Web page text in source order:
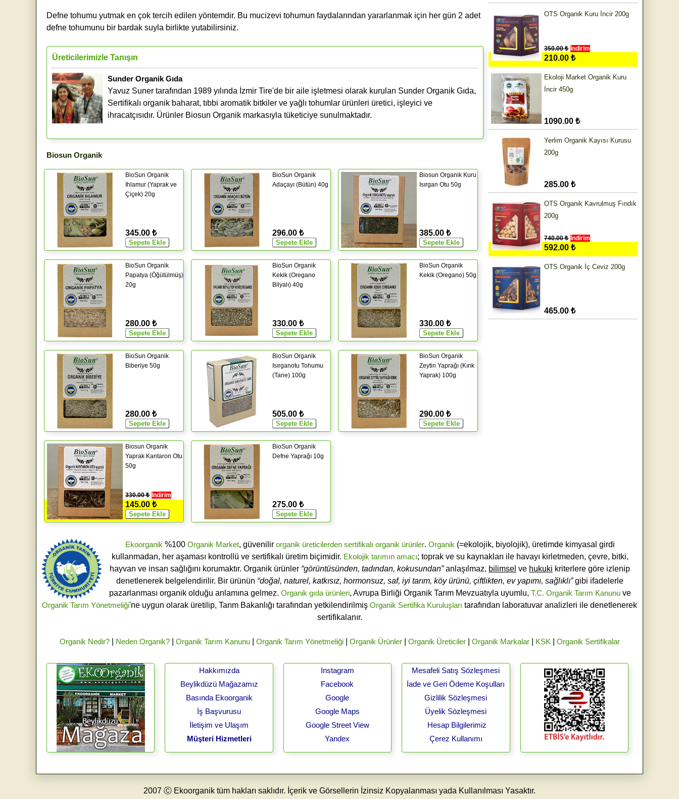
Defne tohumu yutmak en çok tercih edilen yöntemdir. Bu mucizevi tohumun faydalarından yararlanmak için her gün 2 adet
defne tohumunu bir bardak suyla birlikte yutabilirsiniz.
Üreticilerimizle Tanışın
Sunder Organik Gıda
Yavuz Suner tarafından 1989 yılında İzmir Tire'de bir aile işletmesi olarak kurulan Sunder Organik Gıda,
Sertifikalı organik baharat, tıbbi aromatik bitkiler ve yağlı tohumlar ürünleri üretici, işleyici ve
ihracatçısıdır. Ürünler Biosun Organik markasıyla tüketiciye sunulmaktadır.
Biosun Organik
BioSun Organik
Ihlamur (Yaprak ve
Çiçek) 20g
345.00 ₺
BioSun Organik
Adaçayı (Bütün) 40g
296.00 ₺
Biosun Organik Kuru
Isırgan Otu 50g
385.00 ₺
BioSun Organik
Papatya (Öğütülmüş)
20g
280.00 ₺
BioSun Organik
Kekik (Oregano
Bilyalı) 40g
330.00 ₺
BioSun Organik
Kekik (Oregano) 50g
330.00 ₺
BioSun Organik
Biberiye 50g
280.00 ₺
BioSun Organik
Isırganotu Tohumu
(Tane) 100g
505.00 ₺
BioSun Organik
Zeytin Yaprağı (Kırık
Yaprak) 100g
290.00 ₺
Biosun Organik
Yaprak Kantaron Otu
50g
330.00 ₺ İndirim
145.00 ₺
BioSun Organik
Defne Yaprağı 10g
275.00 ₺
OTS Organik Kuru İncir 200g
350.00 ₺ İndirim
210.00 ₺
Ekoloji Market Organik Kuru
İncir 450g
1090.00 ₺
Yerlim Organik Kayısı Kurusu
200g
285.00 ₺
OTS Organik Kavrulmuş Fındık
200g
740.00 ₺ İndirim
592.00 ₺
OTS Organik İç Ceviz 200g
465.00 ₺
Ekoorganik %100 Organik Market, güvenilir organik üreticilerden sertifikalı organik ürünler. Organik (=ekolojik, biyolojik), üretimde kimyasal girdi
kullanmadan, her aşaması kontrollü ve sertifikalı üretim biçimidir. Ekolojik tarımın amacı; toprak ve su kaynakları ile havayı kirletmeden, çevre, bitki,
hayvan ve insan sağlığını korumaktır. Organik ürünler “görüntüsünden, tadından, kokusundan”anlaşılmaz, bilimsel ve hukuki kriterlere göre izlenip
denetlenerek belgelendirilir. Bir ürünün “doğal, naturel, katkısız, hormonsuz, saf, iyi tarım, köy ürünü, çiftlikten, ev yapımı, sağlıklı”gibi ifadelerle
pazarlanması organik olduğu anlamına gelmez. Organik gıda ürünleri, Avrupa Birliği Organik Tarım Mevzuatıyla uyumlu, T.C. Organik Tarım Kanunuve
Organik Tarım Yönetmeliği'ne uygun olarak üretilip, Tarım Bakanlığı tarafından yetkilendirilmiş Organik Sertifika Kuruluşları tarafından laboratuvar analizleri ile denetlenerek
sertifikalanır.
Organik Nedir?| Neden Organik?| Organik Tarım Kanunu| Organik Tarım Yönetmeliği| Organik Ürünler| Organik Üreticiler| Organik Markalar| KSK Organik Sertifikalar
Hakkımızda
Beylikdüzü Mağazamız
Basında Ekoorganik
İş Başvurusu
İletişim ve Ulaşım
Müşteri Hizmetleri
Instagram
Facebook
Google
Google Maps
Google Street View
Yandex
Mesafeli Satış Sözleşmesi
İade ve Geri Ödeme Koşulları
Gizlilik Sözleşmesi
Üyelik Sözleşmesi
Hesap Bilgilerimiz
Çerez Kullanımı
2007 Ⓒ Ekoorganik tüm hakları saklıdır. İçerik ve Görsellerin İzinsiz Kopyalanması yada Kullanılması Yasaktır.